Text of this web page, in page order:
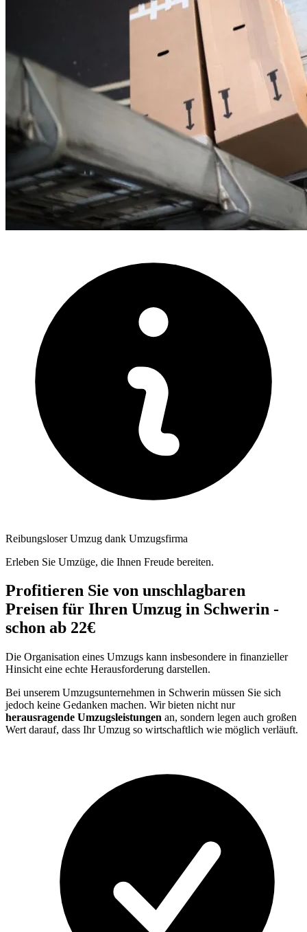
Reibungsloser Umzug dank Umzugsfirma
Erleben Sie Umzüge, die Ihnen Freude bereiten.
Profitieren Sie von unschlagbaren
Preisen für Ihren Umzug in Schwerin -
schon ab 22€
Die Organisation eines Umzugs kann insbesondere in finanzieller
Hinsicht eine echte Herausforderung darstellen.
Bei unserem Umzugsunternehmen in Schwerin müssen Sie sich
jedoch keine Gedanken machen. Wir bieten nicht nur
herausragende Umzugsleistungen an, sondern legen auch großen
Wert darauf, dass Ihr Umzug so wirtschaftlich wie möglich verläuft.